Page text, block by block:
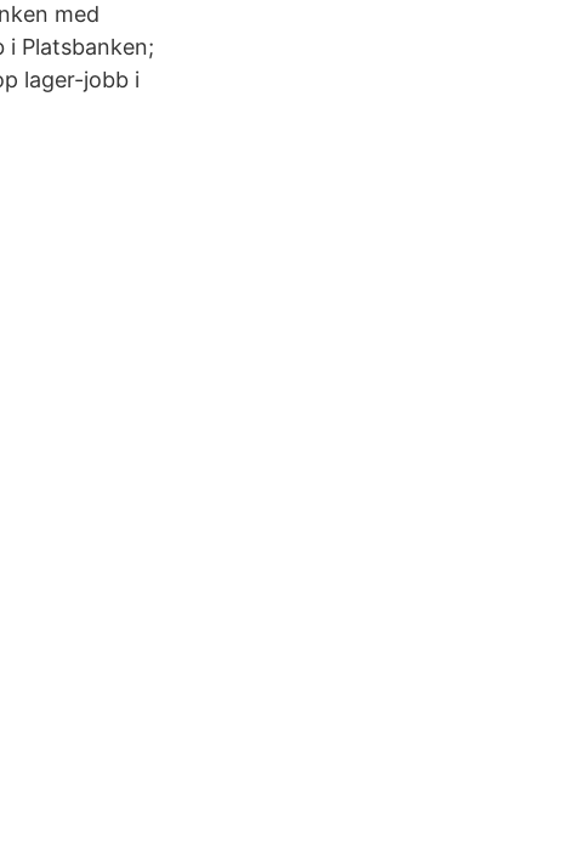
med
Platsbanken;
lager-jobb i